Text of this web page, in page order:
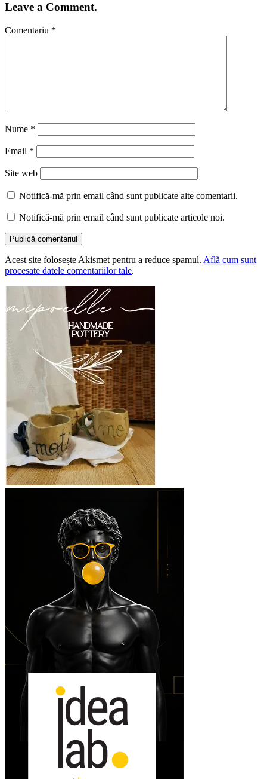
Leave a Comment.
Comentariu *
Nume *
Email *
Site web
Notifică-mă prin email când sunt publicate alte comentarii.
Notifică-mă prin email când sunt publicate articole noi.
Acest site folosește Akismet pentru a reduce spamul. Află cum sunt
procesate datele comentariilor tale.